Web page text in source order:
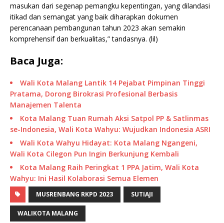
masukan dari segenap pemangku kepentingan, yang dilandasi
itikad dan semangat yang baik diharapkan dokumen
perencanaan pembangunan tahun 2023 akan semakin
komprehensif dan berkualitas,” tandasnya. (lil)
Baca Juga:
Wali Kota Malang Lantik 14 Pejabat Pimpinan Tinggi
Pratama, Dorong Birokrasi Profesional Berbasis
Manajemen Talenta
Kota Malang Tuan Rumah Aksi Satpol PP & Satlinmas
se-Indonesia, Wali Kota Wahyu: Wujudkan Indonesia ASRI
Wali Kota Wahyu Hidayat: Kota Malang Ngangeni,
Wali Kota Cilegon Pun Ingin Berkunjung Kembali
Kota Malang Raih Peringkat 1 PPA Jatim, Wali Kota
Wahyu: Ini Hasil Kolaborasi Semua Elemen
MUSRENBANG RKPD 2023 SUTIAJI
WALIKOTA MALANG